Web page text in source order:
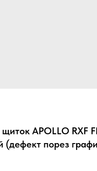
APOLLO RXF
(дефект порез